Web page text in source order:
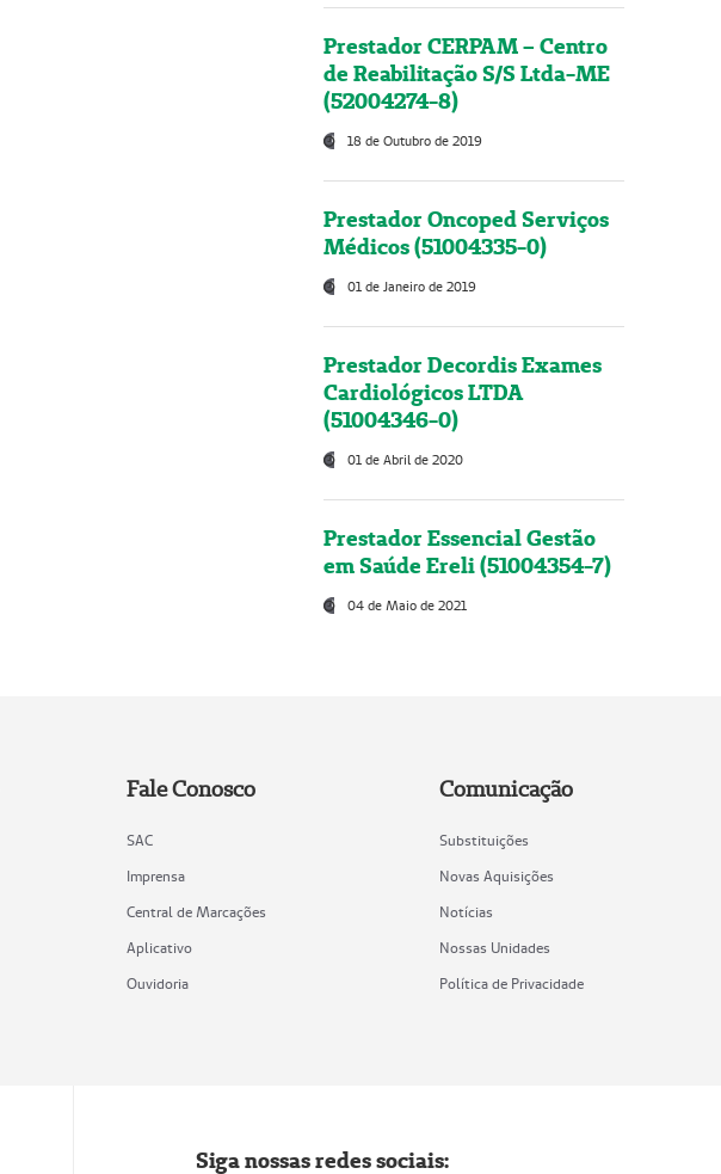
Prestador CERPAM – Centro
de Reabilitação S/S Ltda-ME
(52004274-8)
18 de Outubro de 2019
Prestador Oncoped Serviços
Médicos (51004335-0)
01 de Janeiro de 2019
Prestador Decordis Exames
Cardiológicos LTDA
(51004346-0)
01 de Abril de 2020
Prestador Essencial Gestão
em Saúde Ereli (51004354-7)
04 de Maio de 2021
Fale Conosco
SAC
Imprensa
Central de Marcações
Aplicativo
Ouvidoria
Comunicação
Substituições
Novas Aquisições
Notícias
Nossas Unidades
Política de Privacidade
Siga nossas redes sociais: